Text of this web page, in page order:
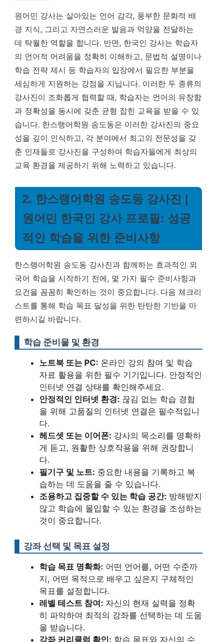
원어민 강사는 살아있는 언어 감각, 풍부한 문화적 배
경 지식, 그리고 자연스러운 발음과 억양을 전달하는
데 탁월한 역할을 합니다. 반면, 한국인 강사는 학습자
의 언어적 어려움을 정확히 이해하고, 문법적 설명이나
학습 전략 제시 등 학습자의 입장에서 필요한 부분을
세심하게 지원하는 강점을 지닙니다. 이러한 두 종류의
강사진이 조화롭게 협력할 때, 학습자는 언어의 유창함
과 정확성을 동시에 갖춘 균형 잡힌 교육을 받을 수 있
습니다. 한스랭어학원 송도동은 이러한 강사진의 중요
성을 깊이 인식하고, 각 분야에서 최고의 전문성을 갖
춘 인재들로 강사진을 구성하여 학습자들에게 최상의
교육 환경을 제공하기 위해 노력하고 있습니다.
2. 한스랭어학원 송도동 강사진 |
원어민 한국인 강사 프로필: 성공
적인 학습을 위한 준비사항
한스랭어학원 송도동 강사진과 함께하는 효과적인 외
국어 학습을 시작하기 전에, 몇 가지 필수 준비사항과
요건을 꼼꼼히 확인하는 것이 중요합니다. 다음 체크리
스트를 통해 학습 목표 달성을 위한 탄탄한 기반을 마
련하시길 바랍니다.
학습 준비물 및 환경
노트북 또는 PC: 온라인 강의 참여 및 학습
자료 활용을 위한 필수 기기입니다. 안정적인
인터넷 연결 상태를 확인해주세요.
안정적인 인터넷 환경: 끊김 없는 학습 경험
을 위해 고품질의 인터넷 연결은 필수적입니
다.
헤드셋 또는 이어폰: 강사의 목소리를 명확하
게 듣고, 원활한 상호작용을 위해 권장합니
다.
필기구 및 노트: 중요한 내용을 기록하고 복
습하는 데 도움을 줄 수 있습니다.
조용하고 집중할 수 있는 학습 공간: 방해받지
않고 학습에 몰입할 수 있는 환경을 조성하는
것이 중요합니다.
강좌 선택 및 목표 설정
학습 목표 명확화: 어떤 언어를, 어떤 수준까
지, 어떤 목적으로 배우고 싶은지 구체적인
목표를 설정합니다.
레벨 테스트 참여: 자신의 현재 실력을 정확
히 파악하여 최적의 강좌를 선택하는 데 도움
을 받습니다.
강좌 커리큘럼 확인: 학습 목표와 자신의 수